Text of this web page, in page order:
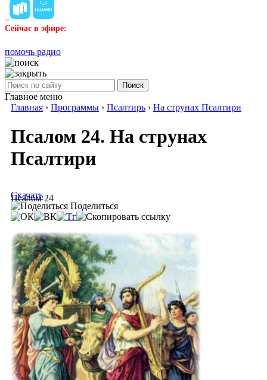
Сейчас в эфире:
помочь радио
Поиск
Главное меню
Главная › Программы › Псалтирь › На струнах Псалтири
Псалом 24. На струнах
Псалтири
Псалом 24
Скачать
Поделиться